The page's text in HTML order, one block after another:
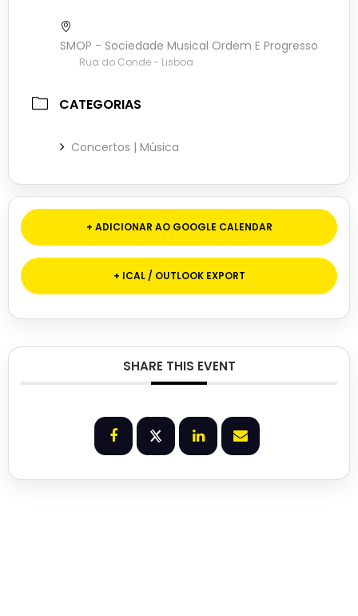
SMOP - Sociedade Musical Ordem E Progresso
Rua do Conde - Lisboa
CATEGORIAS
Concertos | Música
+ ADICIONAR AO GOOGLE CALENDAR
+ ICAL / OUTLOOK EXPORT
SHARE THIS EVENT